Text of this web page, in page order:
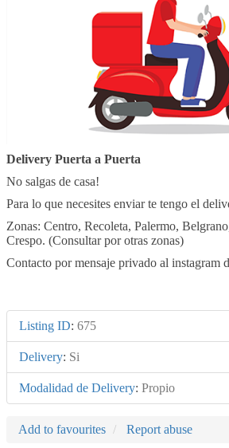
Delivery Puerta a Puerta
No salgas de casa!
Para lo que necesites enviar te tengo el
Zonas: Centro, Recoleta, Palermo,
Crespo. (Consultar por otras zonas)
Contacto por mensaje privado al instagram
Listing ID: 675
Delivery: Si
Modalidad de Delivery: Propio
Add to favourites Report abuse